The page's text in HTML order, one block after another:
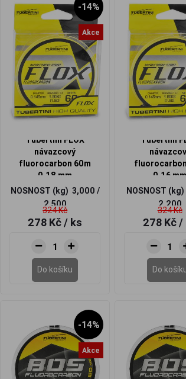
-14%
Akce
Tubertini FLOX
návazcový
fluorocarbon 60m
0,18 mm
NOSNOST (kg) 3,000 /
2,500
324 Kč
278 Kč/ ks
Do košíku
Tubertini
0,16 mm
NOSNOST (kg)
2,200
324 Kč
278 Kč/
Do
-14%
Akce